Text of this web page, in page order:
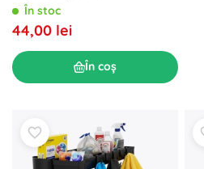
În stoc
44,00 lei
În coș